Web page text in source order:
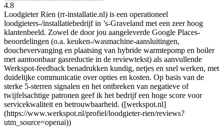
4.8
Loodgieter Rien (rr-installatie.nl) is een operationeel
loodgieters-/installatiebedrijf in ’s-Graveland met een zeer hoog
klantenbeeld. Zowel de door jou aangeleverde Google Places-
beoordelingen (o.a. keuken-/wasmachine-aansluitingen,
douchevervanging en plaatsing van hybride warmtepomp en boiler
met aantoonbaar gasreductie in de reviewtekst) als aanvullende
Werkspot-feedback benadrukken kundig, netjes en snel werken, met
duidelijke communicatie over opties en kosten. Op basis van de
sterke 5-sterren signalen en het ontbreken van negatieve of
twijfelsachtige patronen geef ik het bedrijf een hoge score voor
servicekwaliteit en betrouwbaarheid. ([werkspot.nl]
(https://www.werkspot.nl/profiel/loodgieter-rien/reviews?
utm_source=openai))